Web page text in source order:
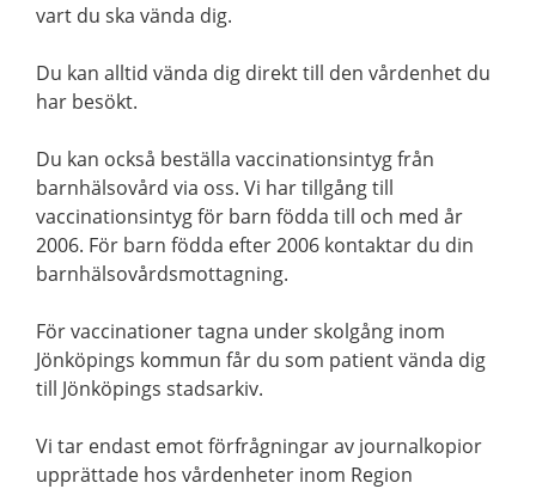
vart du ska vända dig.
Du kan alltid vända dig direkt till den vårdenhet du
har besökt.
Du kan också beställa vaccinationsintyg från
barnhälsovård via oss. Vi har tillgång till
vaccinationsintyg för barn födda till och med år
2006. För barn födda efter 2006 kontaktar du din
barnhälsovårdsmottagning.
För vaccinationer tagna under skolgång inom
Jönköpings kommun får du som patient vända dig
till Jönköpings stadsarkiv.
Vi tar endast emot förfrågningar av journalkopior
upprättade hos vårdenheter inom Region